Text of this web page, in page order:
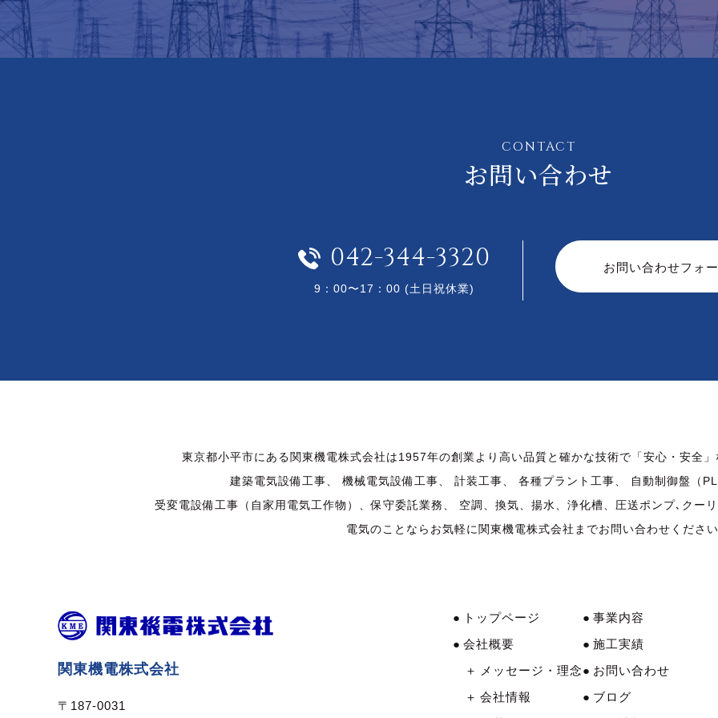
CONTACT
お問い合わせ
042-344-3320
9：00〜17：00 (土日祝休業)
お問い合わせフォ
東京都小平市にある関東機電株式会社は1957年の創業より高い品質と確かな技術で「安心・安全
建築電気設備工事、 機械電気設備工事、 計装工事、 各種プラント工事、 自動制御盤（
受変電設備工事（自家用電気工作物）、保守委託業務、 空調、換気、揚水、浄化槽、圧送ポンプ､クー
電気のことならお気軽に関東機電株式会社までお問い合わせくださ
関東機電株式会社
〒187-0031
トップページ
会社概要
メッセージ・理念
会社情報
事業内容
施工実績
お問い合わせ
ブログ